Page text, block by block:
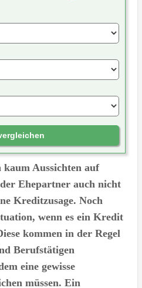
Aussichten auf
Ehepartner auch nicht
Kreditzusage. Noch
wenn es ein Kredit
kommen in der Regel
Berufstätigen
eine gewisse
müssen. Ein